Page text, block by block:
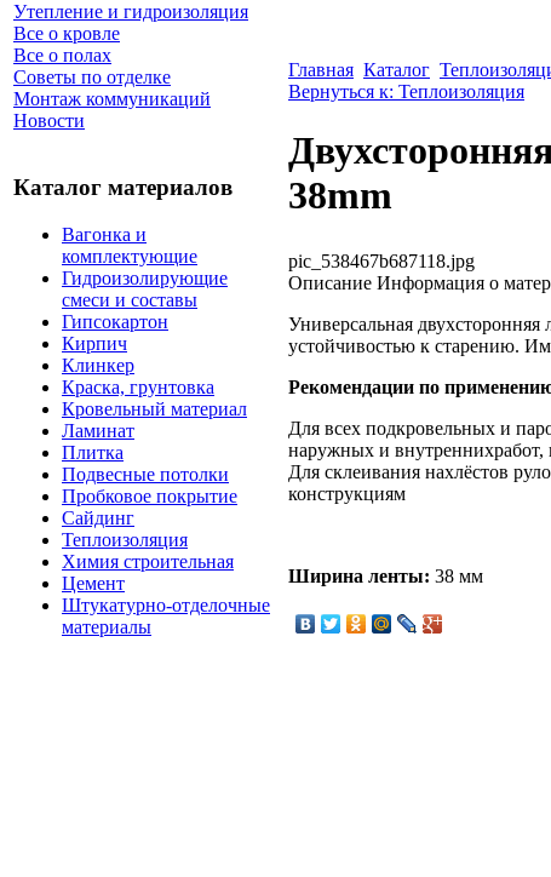
Утепление и гидроизоляция
Все о кровле
Все о полах
Советы по отделке
Монтаж коммуникаций
Новости
Каталог материалов
Вагонка и
комплектующие
Гидроизолирующие
смеси и составы
Гипсокартон
Кирпич
Клинкер
Краска, грунтовка
Кровельный материал
Ламинат
Плитка
Подвесные потолки
Пробковое покрытие
Сайдинг
Теплоизоляция
Химия строительная
Цемент
Штукатурно-отделочные
материалы
Главная Каталог
Вернуться к: Теплоизоляция
38mm
pic_538467b687118.jpg
Описание Информация о
Универсальная
устойчивостью к старению.
Рекомендации по
Для всех подкровельных и
наружных и
Для склеивания нахлёстов
конструкциям
Ширина ленты: 38 мм